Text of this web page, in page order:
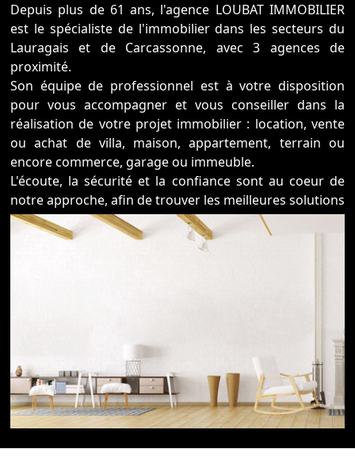
Depuis plus de 61 ans, l'agence LOUBAT IMMOBILIER
est le spécialiste de l'immobilier dans les secteurs du
Lauragais et de Carcassonne, avec 3 agences de
proximité.
Son équipe de professionnel est à votre disposition
pour vous accompagner et vous conseiller dans la
réalisation de votre projet immobilier : location, vente
ou achat de villa, maison, appartement, terrain ou
encore commerce, garage ou immeuble.
L'écoute, la sécurité et la confiance sont au coeur de
notre approche, afin de trouver les meilleures solutions
pour la vente, la location, la gestion et le syndic.
Pour commencer, découvrez nos biens en vente à
Carcassonne et dans le Lauragais.